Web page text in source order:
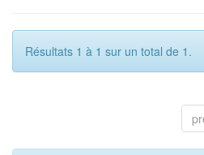
Résultats 1 à 1 sur un total de 1.